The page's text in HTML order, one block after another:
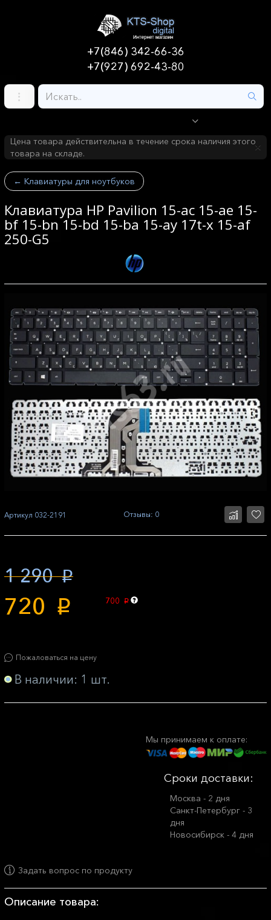
+7(846) 342-66-36
+7(927) 692-43-80
Цена товара действительна в течение срока наличия этого
товара на складе.
← Клавиатуры для ноутбуков
Клавиатура HP Pavilion 15-ac 15-ae 15-
bf 15-bn 15-bd 15-ba 15-ay 17t-x 15-af
250-G5
Артикул 032-2191 Отзывы: 0
1 290 p
720 p 700 p
Пожаловаться на цену
В наличии: 1 шт.
Мы принимаем к оплате:
Сроки доставки:
Москва - 2 дня
Санкт-Петербург - 3
дня
Новосибирск - 4 дня
Задать вопрос по продукту
Описание товара: